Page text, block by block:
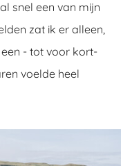
snel een van mijn
zat ik er alleen,
- tot voor kort-
voelde heel